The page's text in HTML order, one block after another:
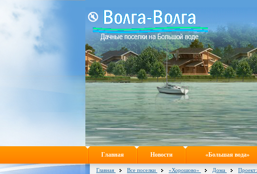
Главная Новости «Большая вода»
Главная Все поселки «Хорошово» Дома